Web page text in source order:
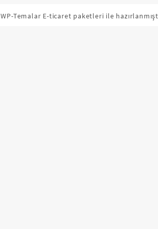
WP-Temalar E-ticaret paketleri ile